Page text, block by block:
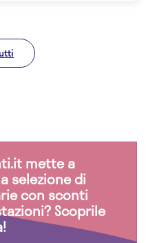
mette a
selezione di
con sconti
Scoprile